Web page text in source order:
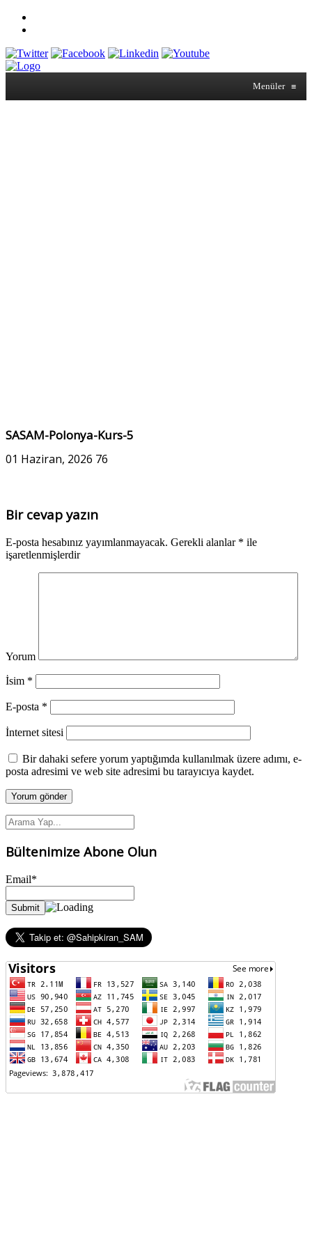
Menüler ≡
SASAM-Polonya-Kurs-5
01 Haziran, 2026 76
Bir cevap yazın
E-posta hesabınız yayımlanmayacak. Gerekli alanlar * ile
işaretlenmişlerdir
Yorum
İsim *
E-posta *
İnternet sitesi
Bir dahaki sefere yorum yaptığımda kullanılmak üzere adımı, e-
posta adresimi ve web site adresimi bu tarayıcıya kaydet.
Bültenimize Abone Olun
Email*